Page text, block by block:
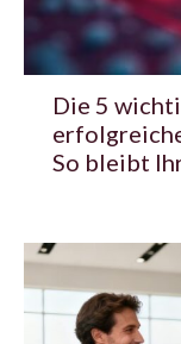
Die 5
So bleibt